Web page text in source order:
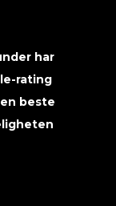
har
rating
beste